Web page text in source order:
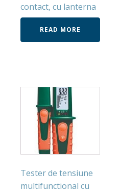
contact, cu lanterna
READ MORE
Tester de tensiune
multifunctional cu